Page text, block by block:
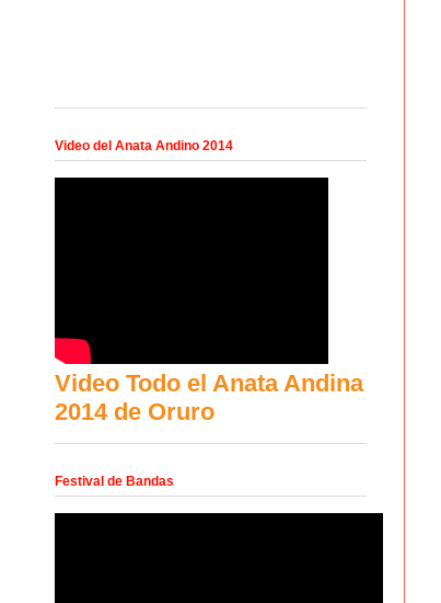
Video del Anata Andino 2014
Video Todo el Anata Andina
2014 de Oruro
Festival de Bandas